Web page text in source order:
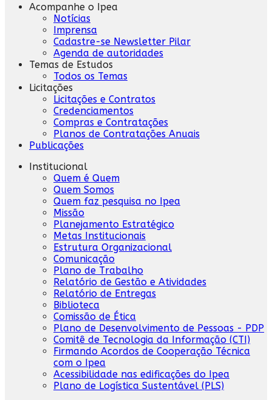
Acompanhe o Ipea
Notícias
Imprensa
Cadastre-se Newsletter Pilar
Agenda de autoridades
Temas de Estudos
Todos os Temas
Licitações
Licitações e Contratos
Credenciamentos
Compras e Contratações
Planos de Contratações Anuais
Publicações
Institucional
Quem é Quem
Quem Somos
Quem faz pesquisa no Ipea
Missão
Planejamento Estratégico
Metas Institucionais
Estrutura Organizacional
Comunicação
Plano de Trabalho
Relatório de Gestão e Atividades
Relatório de Entregas
Biblioteca
Comissão de Ética
Plano de Desenvolvimento de Pessoas - PDP
Comitê de Tecnologia da Informação (CTI)
Firmando Acordos de Cooperação Técnica
com o Ipea
Acessibilidade nas edificações do Ipea
Plano de Logística Sustentável (PLS)